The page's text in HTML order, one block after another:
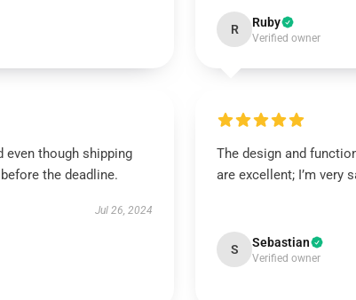
R Ruby
Verified owner
even though shipping
the deadline.
Jul 26, 2024
The design and
are excellent; I’m very
S Sebastian
Verified owner